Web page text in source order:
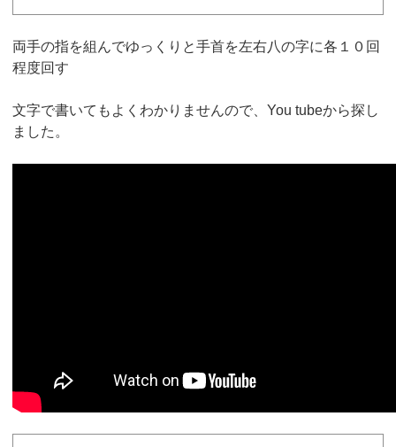
両手の指を組んでゆっくりと手首を左右八の字に各１０回
程度回す
文字で書いてもよくわかりませんので、You tubeから探し
ました。